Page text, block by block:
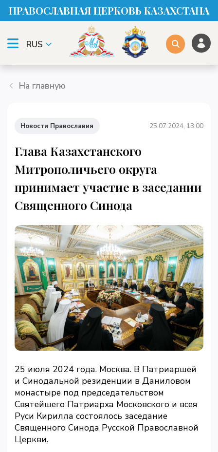
ПРАВОСЛАВНАЯ ЦЕРКОВЬ КАЗАХСТАНА
RUS
На главную
Новости Православия 25.07.2024, 13:00
Глава Казахстанского
Митрополичьего округа
принимает участие в заседании
Священного Синода
25 июля 2024 года. Москва. В Патриаршей
и Синодальной резиденции в Даниловом
монастыре под председательством
Святейшего Патриарха Московского и всея
Руси Кирилла состоялось заседание
Священного Синода Русской Православной
Церкви.